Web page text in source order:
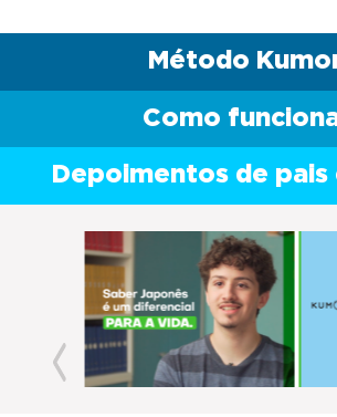
Método
Como
Depoimentos de pais
Previous
Perguntas
frequentes